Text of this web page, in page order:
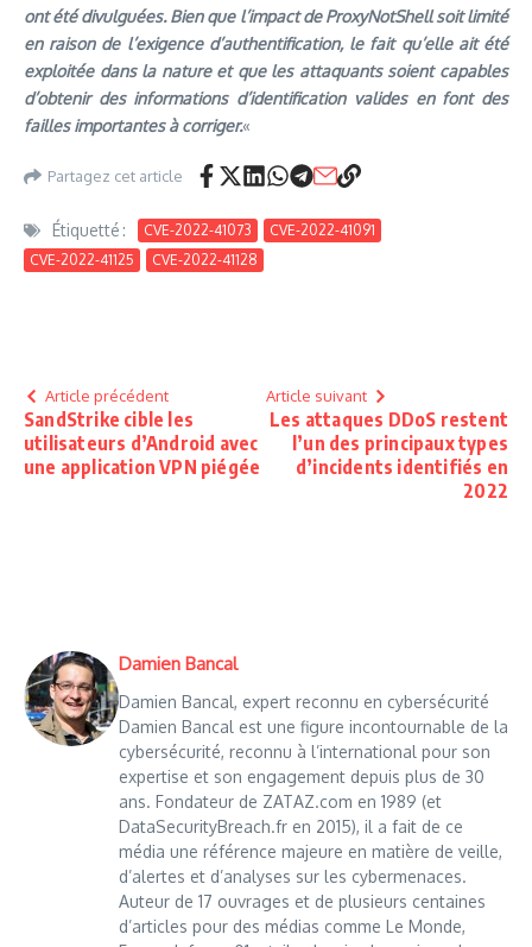
ont été divulguées. Bien que l’impact de ProxyNotShell soit limité
en raison de l’exigence d’authentification, le fait qu’elle ait été
exploitée dans la nature et que les attaquants soient capables
d’obtenir des informations d’identification valides en font des
failles importantes à corriger.«
Partagez cet article
Étiquetté : CVE-2022-41073
CVE-2022-41091
CVE-2022-41125
CVE-2022-41128
Article précédent
SandStrike cible les
utilisateurs d’Android avec
une application VPN piégée
Article suivant
Les attaques DDoS restent
l’un des principaux types
d’incidents identifiés en
2022
Damien Bancal
Damien Bancal, expert reconnu en cybersécurité
Damien Bancal est une figure incontournable de la
cybersécurité, reconnu à l’international pour son
expertise et son engagement depuis plus de 30
ans. Fondateur de ZATAZ.com en 1989 (et
DataSecurityBreach.fr en 2015), il a fait de ce
média une référence majeure en matière de veille,
d’alertes et d’analyses sur les cybermenaces.
Auteur de 17 ouvrages et de plusieurs centaines
d’articles pour des médias comme Le Monde,